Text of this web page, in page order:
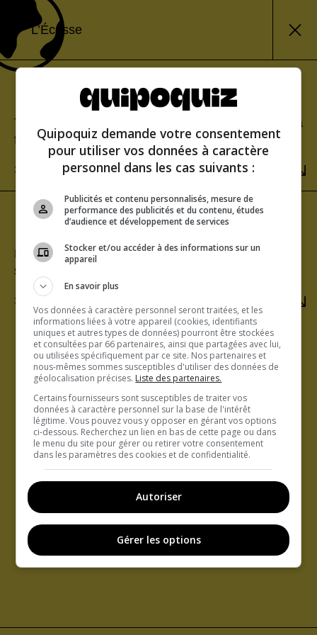
L’Écosse
Mode classique
Teste tes connaissances et découvre ton score à la
fin.
SÉLECTIONNER
Mode rafale
Relève le défi du score parfait. Une seule erreur te
sera fatale!
SÉLECTIONNER
Quipoquiz demande votre consentement
pour utiliser vos données à caractère
personnel dans les cas suivants :
Publicités et contenu personnalisés, mesure de
performance des publicités et du contenu, études
d’audience et développement de services
Stocker et/ou accéder à des informations sur un
appareil
En savoir plus
Vos données à caractère personnel seront traitées, et les
informations liées à votre appareil (cookies, identifiants
uniques et autres types de données) pourront être stockées
et consultées par 66 partenaires, ainsi que partagées avec lui,
ou utilisées spécifiquement par ce site. Nos partenaires et
nous-mêmes sommes susceptibles d'utiliser des données de
géolocalisation précises. Liste des partenaires.
Certains fournisseurs sont susceptibles de traiter vos
données à caractère personnel sur la base de l'intérêt
légitime. Vous pouvez vous y opposer en gérant vos options
ci-dessous. Recherchez un lien en bas de cette page ou dans
le menu du site pour gérer ou retirer votre consentement
dans les paramètres des cookies et de confidentialité.
Autoriser
Gérer les options